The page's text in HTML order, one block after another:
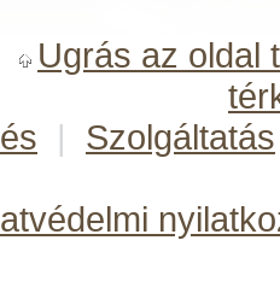
Ugrás az oldal
| Szolgáltatás